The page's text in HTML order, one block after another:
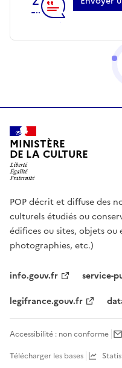
MINISTÈRE
DE LA CULTURE
POP décrit et diffuse des
culturels étudiés ou
édifices ou sites, objets ou
photographies, etc.)
info.gouv.fr
service-
legifrance.gouv.fr
Accessibilité : non conforme
Télécharger les bases